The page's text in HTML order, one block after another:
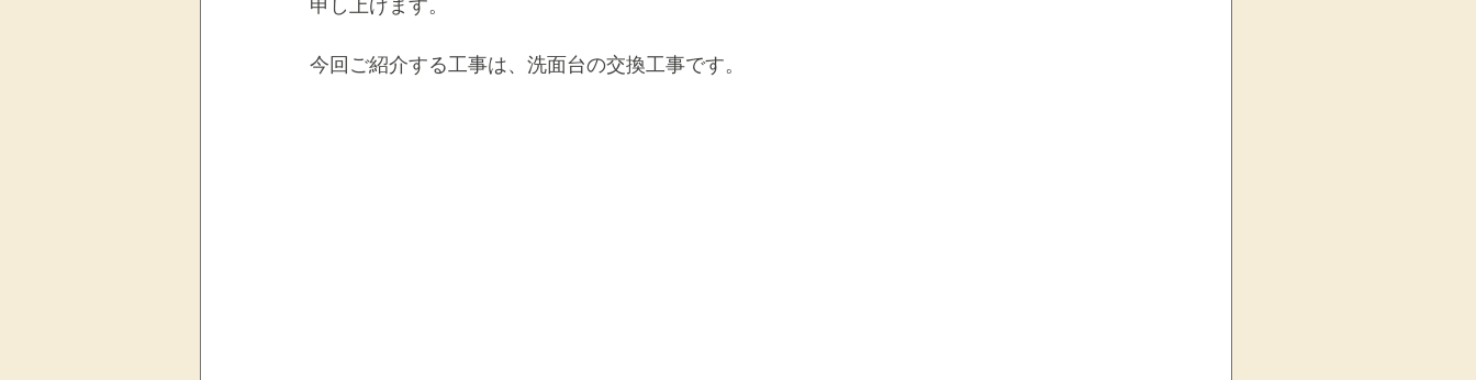
お客様の声 マンションリノベ フルリノベーション
申し上げます。
今回ご紹介する工事は、洗面台の交換工事です。